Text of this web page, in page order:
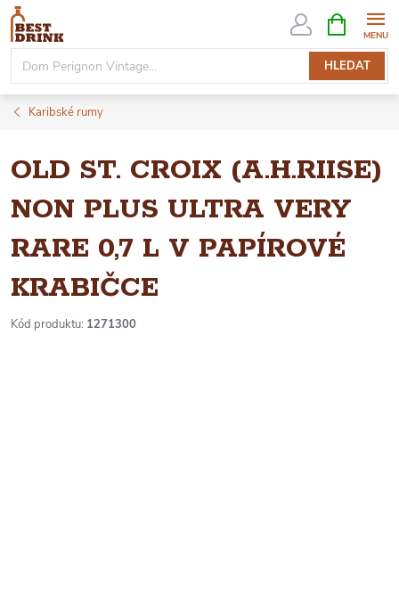
Přejít
obsah
HLEDAT
NÁKUPNÍ
KOŠÍK
Karibské rumy
OLD ST. CROIX (A.H.RIISE)
NON PLUS ULTRA VERY
RARE 0,7 L V PAPÍROVÉ
KRABIČCE
Kód produktu: 1271300